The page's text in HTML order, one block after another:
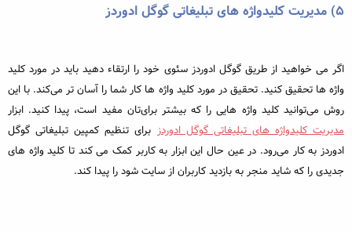
۵) مدیریت کلیدواژه های تبلیغاتی گوگل ادوردز
اگر می خواهید از طریق گوگل ادوردز سئوی خود را ارتقاء دهید باید در مورد کلید
واژه ها تحقیق کنید. تحقیق در مورد کلید واژه ها کار شما را آسان تر می‌کند. با این
روش می‌توانید کلید واژه هایی را که بیشتر برای‌تان مفید است، پیدا کنید. ابزار
مدیریت کلیدواژه های تبلیغاتی گوگل ادوردز برای تنظیم کمپین تبلیغاتی گوگل
ادوردز به کار می‌رود. در عین حال این ابزار به کاربر کمک می کند تا کلید واژه های
جدیدی را که شاید منجر به بازدید کاربران از سایت شود را پیدا کند.